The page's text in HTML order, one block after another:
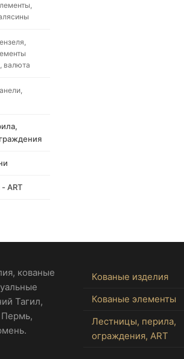
валюта
ART
кованые
Тагил,
Пермь,
Кованые изделия
Кованые элементы
Лестницы, перила,
ограждения, ART